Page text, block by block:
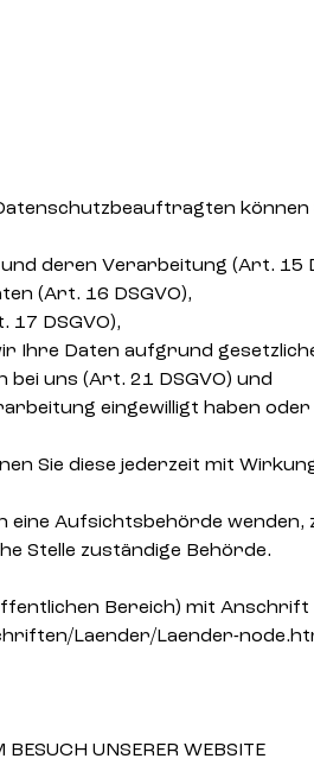
können
deren Verarbeitung (Art. 15
(Art. 16 DSGVO),
DSGVO),
Daten aufgrund
uns (Art. 21 DSGVO) und
eingewilligt haben
Sie diese jederzeit mit
Aufsichtsbehörde
Stelle zuständige Behörde.
Bereich) mit Anschrift
Laender/Laender-
UNSERER WEBSITE